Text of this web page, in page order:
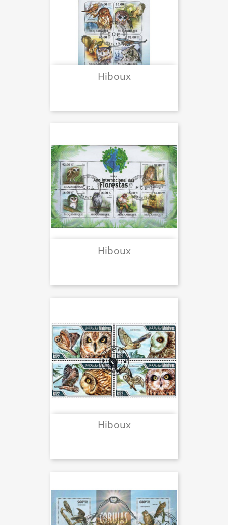
Hiboux
Hiboux
Hiboux